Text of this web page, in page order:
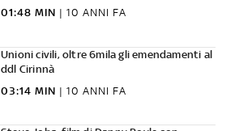
01:48 MIN | 10 ANNI FA
Unioni civili, oltre 6mila gli emendamenti al
ddl Cirinnà
03:14 MIN | 10 ANNI FA